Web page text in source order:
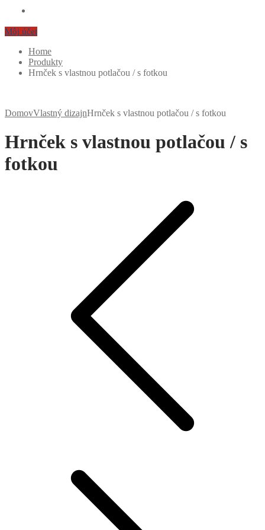
Môj účet
Home
Produkty
Hrnček s vlastnou potlačou / s fotkou
DomovVlastný dizajnHrnček s vlastnou potlačou / s fotkou
Hrnček s vlastnou potlačou / s
fotkou